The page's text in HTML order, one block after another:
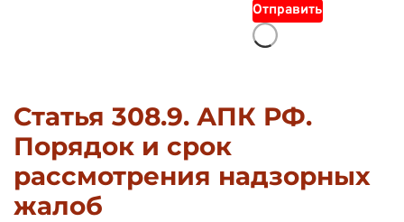
Отправить
Статья 308.9. АПК РФ.
Порядок и срок
рассмотрения надзорных
жалоб